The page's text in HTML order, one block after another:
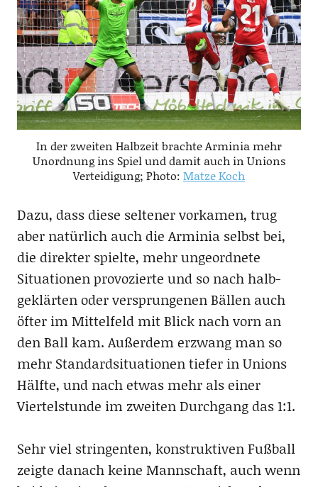
In der zweiten Halbzeit brachte Arminia mehr
Unordnung ins Spiel und damit auch in Unions
Verteidigung; Photo: Matze Koch
Dazu, dass diese seltener vorkamen, trug
aber natürlich auch die Arminia selbst bei,
die direkter spielte, mehr ungeordnete
Situationen provozierte und so nach halb-
geklärten oder versprungenen Bällen auch
öfter im Mittelfeld mit Blick nach vorn an
den Ball kam. Außerdem erzwang man so
mehr Standardsituationen tiefer in Unions
Hälfte, und nach etwas mehr als einer
Viertelstunde im zweiten Durchgang das 1:1.
Sehr viel stringenten, konstruktiven Fußball
zeigte danach keine Mannschaft, auch wenn